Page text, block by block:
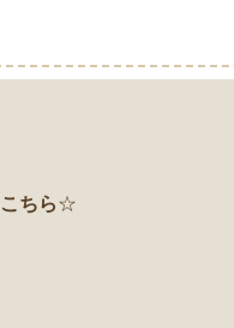
こちら☆